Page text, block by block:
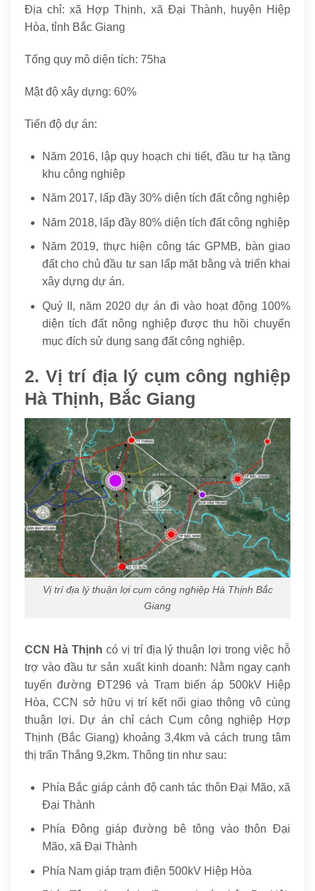
Địa chỉ: xã Hợp Thịnh, xã Đại Thành, huyện Hiệp
Hòa, tỉnh Bắc Giang
Tổng quy mô diện tích: 75ha
Mật độ xây dựng: 60%
Tiến độ dự án:
Năm 2016, lập quy hoạch chi tiết, đầu tư hạ tầng
khu công nghiệp
Năm 2017, lấp đầy 30% diện tích đất công nghiệp
Năm 2018, lấp đầy 80% diện tích đất công nghiệp
Năm 2019, thực hiện công tác GPMB, bàn giao
đất cho chủ đầu tư san lấp mặt bằng và triển khai
xây dựng dự án.
Quý II, năm 2020 dự án đi vào hoạt động 100%
diện tích đất nông nghiệp được thu hồi chuyển
mục đích sử dụng sang đất công nghiệp.
2. Vị trí địa lý cụm công nghiệp
Hà Thịnh, Bắc Giang
Vị trí địa lý thuận lợi cụm công nghiệp Hà Thịnh Bắc
Giang
CCN Hà Thịnh có vị trí địa lý thuận lợi trong việc hỗ
trợ vào đầu tư sản xuất kinh doanh: Nằm ngay cạnh
tuyến đường ĐT296 và Trạm biến áp 500kV Hiệp
Hòa, CCN sở hữu vị trí kết nối giao thông vô cùng
thuận lợi. Dự án chỉ cách Cụm công nghiệp Hợp
Thịnh (Bắc Giang) khoảng 3,4km và cách trung tâm
thị trấn Thắng 9,2km. Thông tin như sau:
Phía Bắc giáp cánh độ canh tác thôn Đại Mão, xã
Đại Thành
Phía Đông giáp đường bê tông vào thôn Đại
Mão, xã Đại Thành
Phía Nam giáp trạm điện 500kV Hiệp Hòa